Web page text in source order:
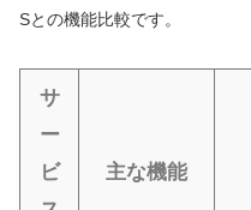
Sとの機能比較です。
サ
ー
ビ
主な機能